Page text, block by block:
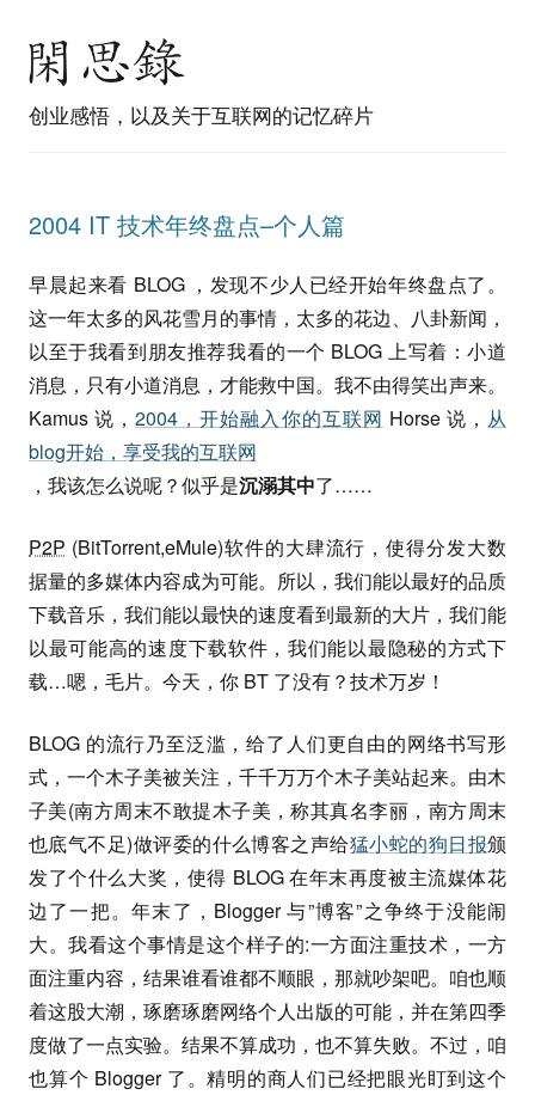
创业感悟，以及关于互联网的记忆碎片
2004 IT 技术年终盘点–个人篇
早晨起来看 BLOG ，发现不少人已经开始年终盘点了。
这一年太多的风花雪月的事情，太多的花边、八卦新闻，
以至于我看到朋友推荐我看的一个 BLOG 上写着：小道
消息，只有小道消息，才能救中国。我不由得笑出声来。
Kamus 说，2004，开始融入你的互联网 Horse 说， 从
blog开始，享受我的互联网
，我该怎么说呢？似乎是沉溺其中了……
P2P (BitTorrent,eMule)软件的大肆流行，使得分发大数
据量的多媒体内容成为可能。所以，我们能以最好的品质
下载音乐，我们能以最快的速度看到最新的大片，我们能
以最可能高的速度下载软件，我们能以最隐秘的方式下
载…嗯，毛片。今天，你 BT 了没有？技术万岁！
BLOG 的流行乃至泛滥，给了人们更自由的网络书写形
式，一个木子美被关注，千千万万个木子美站起来。由木
子美(南方周末不敢提木子美，称其真名李丽，南方周末
也底气不足)做评委的什么博客之声给猛小蛇的狗日报颁
发了个什么大奖，使得 BLOG 在年末再度被主流媒体花
边了一把。年末了，Blogger 与”博客”之争终于没能闹
大。我看这个事情是这个样子的:一方面注重技术，一方
面注重内容，结果谁看谁都不顺眼，那就吵架吧。咱也顺
着这股大潮，琢磨琢磨网络个人出版的可能，并在第四季
度做了一点实验。结果不算成功，也不算失败。不过，咱
也算个 Blogger 了。精明的商人们已经把眼光盯到这个